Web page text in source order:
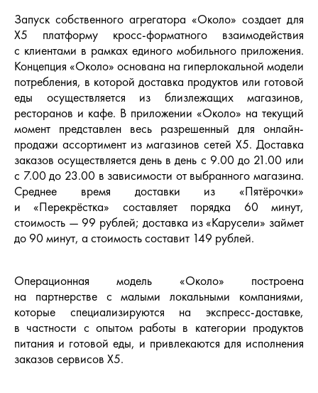
Запуск собственного агрегатора «Около» создает для
Х5 платформу кросс-форматного взаимодействия
с клиентами в рамках единого мобильного приложения.
Концепция «Около» основана на гиперлокальной модели
потребления, в которой доставка продуктов или готовой
еды осуществляется из близлежащих магазинов,
ресторанов и кафе. В приложении «Около» на текущий
момент представлен весь разрешенный для онлайн-
продажи ассортимент из магазинов сетей Х5. Доставка
заказов осуществляется день в день с 9.00 до 21.00 или
с 7.00 до 23.00 в зависимости от выбранного магазина.
Среднее время доставки из «Пятёрочки»
и «Перекрёстка» составляет порядка 60 минут,
стоимость — 99 рублей; доставка из «Карусели» займет
до 90 минут, а стоимость составит 149 рублей.
Операционная модель «Около» построена
на партнерстве с малыми локальными компаниями,
которые специализируются на экспресс-доставке,
в частности с опытом работы в категории продуктов
питания и готовой еды, и привлекаются для исполнения
заказов сервисов Х5.